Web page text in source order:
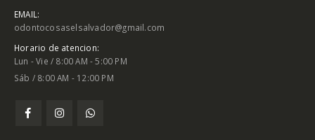
EMAIL:
odontocosaselsalvador@gmail.com
Horario de atencion:
Lun - Vie / 8:00 AM - 5:00 PM
Sáb / 8:00 AM - 12:00 PM